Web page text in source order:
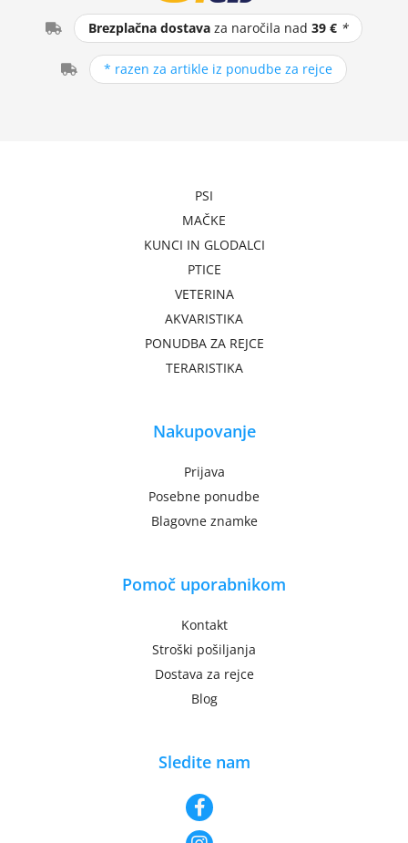
Brezplačna dostava za naročila nad39 € *
* razen za artikle iz ponudbe za rejce
PSI
MAČKE
KUNCI IN GLODALCI
PTICE
VETERINA
AKVARISTIKA
PONUDBA ZA REJCE
TERARISTIKA
Nakupovanje
Prijava
Posebne ponudbe
Blagovne znamke
Pomoč uporabnikom
Kontakt
Stroški pošiljanja
Dostava za rejce
Blog
Sledite nam